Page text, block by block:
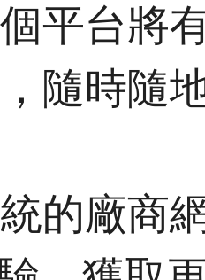
平台將
隨時隨
的廠商